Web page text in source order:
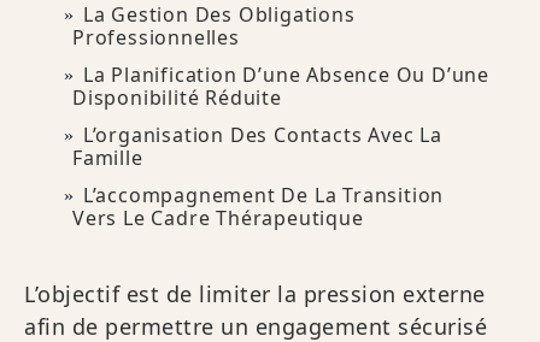
La Gestion Des Obligations
Professionnelles
La Planification D’une Absence Ou D’une
Disponibilité Réduite
L’organisation Des Contacts Avec La
Famille
L’accompagnement De La Transition
Vers Le Cadre Thérapeutique
L’objectif est de limiter la pression externe
afin de permettre un engagement sécurisé